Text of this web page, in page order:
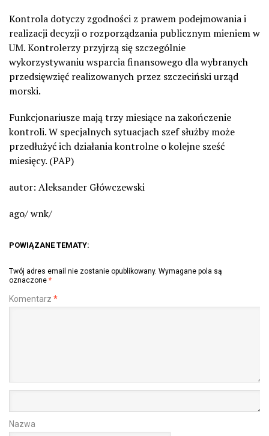
Kontrola dotyczy zgodności z prawem podejmowania i
realizacji decyzji o rozporządzania publicznym mieniem w
UM. Kontrolerzy przyjrzą się szczególnie
wykorzystywaniu wsparcia finansowego dla wybranych
przedsięwzięć realizowanych przez szczeciński urząd
morski.
Funkcjonariusze mają trzy miesiące na zakończenie
kontroli. W specjalnych sytuacjach szef służby może
przedłużyć ich działania kontrolne o kolejne sześć
miesięcy. (PAP)
autor: Aleksander Główczewski
ago/ wnk/
POWIĄZANE TEMATY:
Twój adres email nie zostanie opublikowany. Wymagane pola są
oznaczone *
Komentarz *
Nazwa